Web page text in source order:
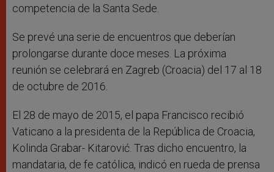
competencia de la Santa Sede.
Se prevé una serie de encuentros que deberían
prolongarse durante doce meses. La próxima
reunión se celebrará en Zagreb (Croacia) del 17 al 18
de octubre de 2016.
El 28 de mayo de 2015, el papa Francisco recibió
Vaticano a la presidenta de la República de Croacia,
Kolinda Grabar- Kitarović. Tras dicho encuentro, la
mandataria, de fe católica, indicó en rueda de prensa